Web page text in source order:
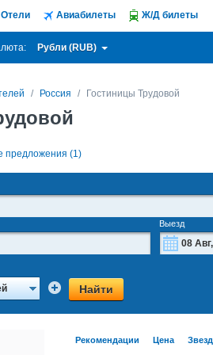
Отели Авиабилеты Ж/Д билеты
Рубли (RUB)
Россия Гостиницы Трудовой
предложения (1)
Чт Пт Сб Вс
30 1 2
Выезд
Найти
Рекомендации Цена